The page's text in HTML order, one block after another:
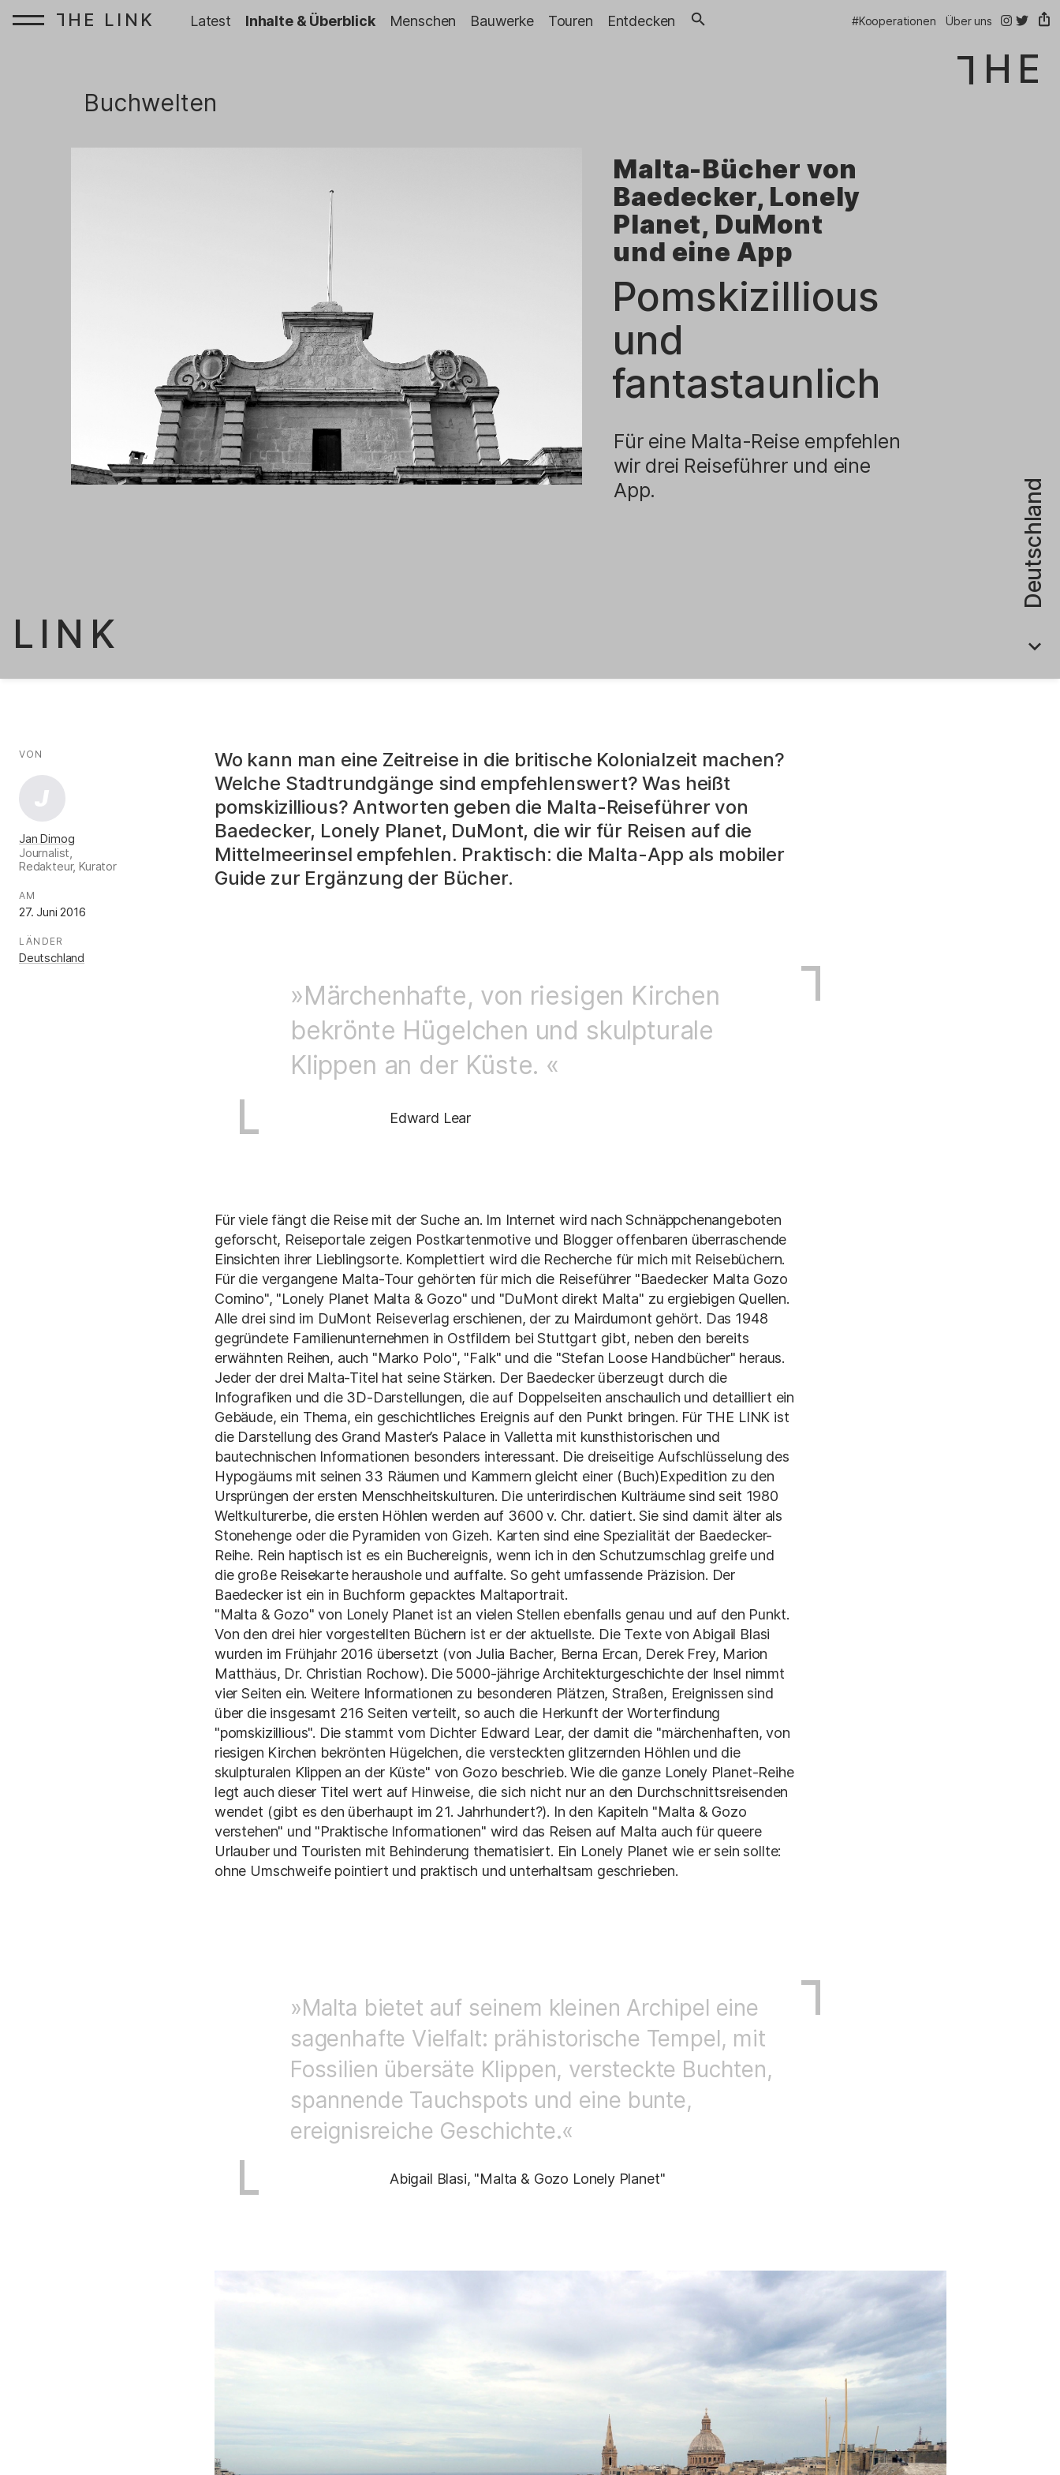
Zum Inhalt springen
T
HE LINK Startseite:
Latest Inhalte & Überblick Menschen Bauwerke Touren Entdecken #Kooperationen Über uns
Malta-Bücher von
Baedecker, Lonely
Planet, DuMont
und eine App
Pomskizillious
und
fantastaunlich
Buchwelten
Für eine Malta-Reise empfehlen
wir drei Reiseführer und eine
App.
Deutschland
Wo kann man eine Zeitreise in die britische Kolonialzeit machen?
Welche Stadtrundgänge sind empfehlenswert? Was heißt
pomskizillious? Antworten geben die Malta-Reiseführer von
Baedecker, Lonely Planet, DuMont, die wir für Reisen auf die
Mittelmeerinsel empfehlen. Praktisch: die Malta-App als mobiler
Guide zur Ergänzung der Bücher.
Fakten
VON
J
Jan Dimog
Journalist,
Redakteur, Kurator
AM
27. Juni 2016
LÄNDER
Deutschland
»Märchenhafte, von riesigen Kirchen
bekrönte Hügelchen und skulpturale
Klippen an der Küste. «
Edward Lear
Für viele fängt die Reise mit der Suche an. Im Internet wird nach Schnäppchenangeboten
geforscht, Reiseportale zeigen Postkartenmotive und Blogger offenbaren überraschende
Einsichten ihrer Lieblingsorte. Komplettiert wird die Recherche für mich mit Reisebüchern.
Für die vergangene Malta-Tour gehörten für mich die Reiseführer "Baedecker Malta Gozo
Comino", "Lonely Planet Malta & Gozo" und "DuMont direkt Malta" zu ergiebigen Quellen.
Alle drei sind im DuMont Reiseverlag erschienen, der zu Mairdumont gehört. Das 1948
gegründete Familienunternehmen in Ostfildern bei Stuttgart gibt, neben den bereits
erwähnten Reihen, auch "Marko Polo", "Falk" und die "Stefan Loose Handbücher" heraus.
Jeder der drei Malta-Titel hat seine Stärken. Der Baedecker überzeugt durch die
Infografiken und die 3D-Darstellungen, die auf Doppelseiten anschaulich und detailliert ein
Gebäude, ein Thema, ein geschichtliches Ereignis auf den Punkt bringen. Für THE LINK ist
die Darstellung des Grand Master’s Palace in Valletta mit kunsthistorischen und
bautechnischen Informationen besonders interessant. Die dreiseitige Aufschlüsselung des
Hypogäums mit seinen 33 Räumen und Kammern gleicht einer (Buch)Expedition zu den
Ursprüngen der ersten Menschheitskulturen. Die unterirdischen Kulträume sind seit 1980
Weltkulturerbe, die ersten Höhlen werden auf 3600 v. Chr. datiert. Sie sind damit älter als
Stonehenge oder die Pyramiden von Gizeh. Karten sind eine Spezialität der Baedecker-
Reihe. Rein haptisch ist es ein Buchereignis, wenn ich in den Schutzumschlag greife und
die große Reisekarte heraushole und auffalte. So geht umfassende Präzision. Der
Baedecker ist ein in Buchform gepacktes Maltaportrait.
"Malta & Gozo" von Lonely Planet ist an vielen Stellen ebenfalls genau und auf den Punkt.
Von den drei hier vorgestellten Büchern ist er der aktuellste. Die Texte von Abigail Blasi
wurden im Frühjahr 2016 übersetzt (von Julia Bacher, Berna Ercan, Derek Frey, Marion
Matthäus, Dr. Christian Rochow). Die 5000-jährige Architekturgeschichte der Insel nimmt
vier Seiten ein. Weitere Informationen zu besonderen Plätzen, Straßen, Ereignissen sind
über die insgesamt 216 Seiten verteilt, so auch die Herkunft der Worterfindung
"pomskizillious". Die stammt vom Dichter Edward Lear, der damit die "märchenhaften, von
riesigen Kirchen bekrönten Hügelchen, die versteckten glitzernden Höhlen und die
skulpturalen Klippen an der Küste" von Gozo beschrieb. Wie die ganze Lonely Planet-Reihe
legt auch dieser Titel wert auf Hinweise, die sich nicht nur an den Durchschnittsreisenden
wendet (gibt es den überhaupt im 21. Jahrhundert?). In den Kapiteln "Malta & Gozo
verstehen" und "Praktische Informationen" wird das Reisen auf Malta auch für queere
Urlauber und Touristen mit Behinderung thematisiert. Ein Lonely Planet wie er sein sollte:
ohne Umschweife pointiert und praktisch und unterhaltsam geschrieben.
»Malta bietet auf seinem kleinen Archipel eine
sagenhafte Vielfalt: prähistorische Tempel, mit
Fossilien übersäte Klippen, versteckte Buchten,
spannende Tauchspots und eine bunte,
ereignisreiche Geschichte.«
Abigail Blasi, "Malta & Gozo Lonely Planet"